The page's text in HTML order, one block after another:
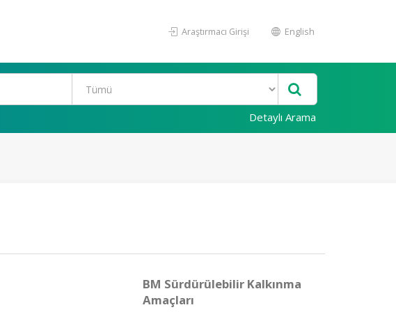
Araştırmacı Girişi English
Detaylı Arama
BM Sürdürülebilir Kalkınma
Amaçları